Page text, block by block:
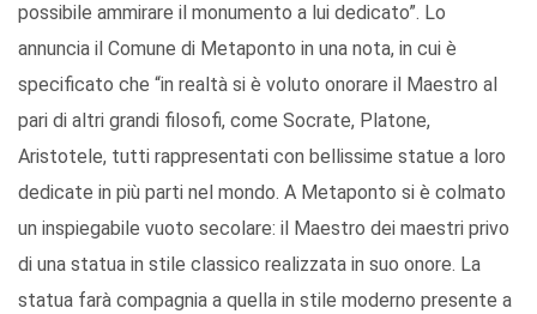
possibile ammirare il monumento a lui dedicato”. Lo
annuncia il Comune di Metaponto in una nota, in cui è
specificato che “in realtà si è voluto onorare il Maestro al
pari di altri grandi filosofi, come Socrate, Platone,
Aristotele, tutti rappresentati con bellissime statue a loro
dedicate in più parti nel mondo. A Metaponto si è colmato
un inspiegabile vuoto secolare: il Maestro dei maestri privo
di una statua in stile classico realizzata in suo onore. La
statua farà compagnia a quella in stile moderno presente a